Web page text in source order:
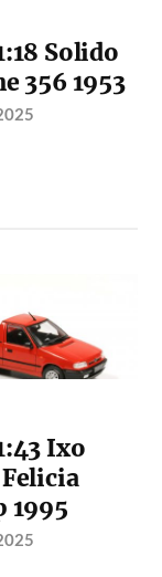
Solido
356 1953
Ixo
1995